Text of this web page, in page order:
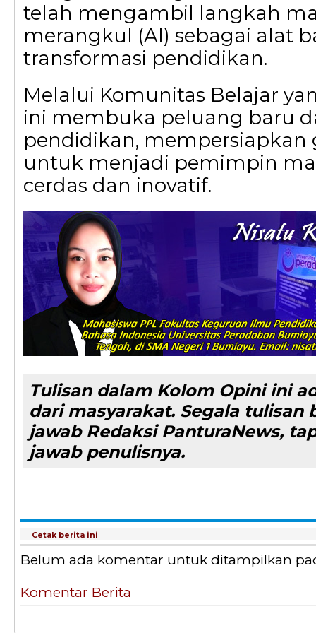
telah mengambil langkah
merangkul (AI) sebagai alat
transformasi pendidikan.
Melalui Komunitas Belajar
ini membuka peluang baru
pendidikan, mempersiapkan
untuk menjadi pemimpin
cerdas dan inovatif.
Tulisan dalam Kolom Opini ini
dari masyarakat. Segala tulisan
jawab Redaksi PanturaNews,
jawab penulisnya.
Cetak berita ini
Belum ada komentar untuk ditampilkan
Komentar Berita